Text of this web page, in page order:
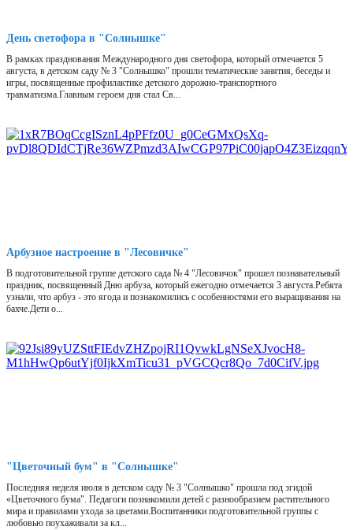
День светофора в "Солнышке"
В рамках празднования Международного дня светофора, который отмечается 5
августа, в детском саду № 3 "Солнышко" прошли тематические занятия, беседы и
игры, посвященные профилактике детского дорожно-транспортного
травматизма.Главным героем дня стал Св...
Арбузное настроение в "Лесовичке"
В подготовительной группе детского сада № 4 "Лесовичок" прошел познавательный
праздник, посвященный Дню арбуза, который ежегодно отмечается 3 августа.Ребята
узнали, что арбуз - это ягода и познакомились с особенностями его выращивания на
бахче.Дети о...
"Цветочный бум" в "Солнышке"
Последняя неделя июля в детском саду № 3 "Солнышко" прошла под эгидой
«Цветочного бума". Педагоги познакомили детей с разнообразием растительного
мира и правилами ухода за цветами.Воспитанники подготовительной группы с
любовью поухаживали за кл...